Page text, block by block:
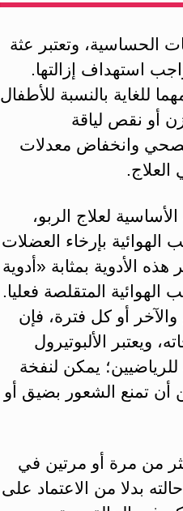
الحساسية، وتعتبر عثة
استهداف إزالتها.
للغاية بالنسبة للأطفال
أو نقص لياقة
الصحي وانخفاض معدلات
العلاج.
لعلاج الربو،
بإرخاء العضلات
الأدوية بمثابة «أدوية
المتقلصة فعليا.
أو كل فترة، فإن
ويعتبر الألبوتيرول
للرياضيين؛ يمكن لنفخة
أن تمنع الشعور بضيق أو
من مرة أو مرتين في
بدلا من الاعتماد على